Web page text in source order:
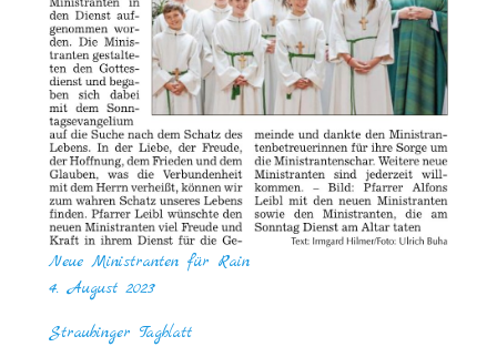
Neue Ministranten für Rain
4. August 2023
Straubinger Tagblatt